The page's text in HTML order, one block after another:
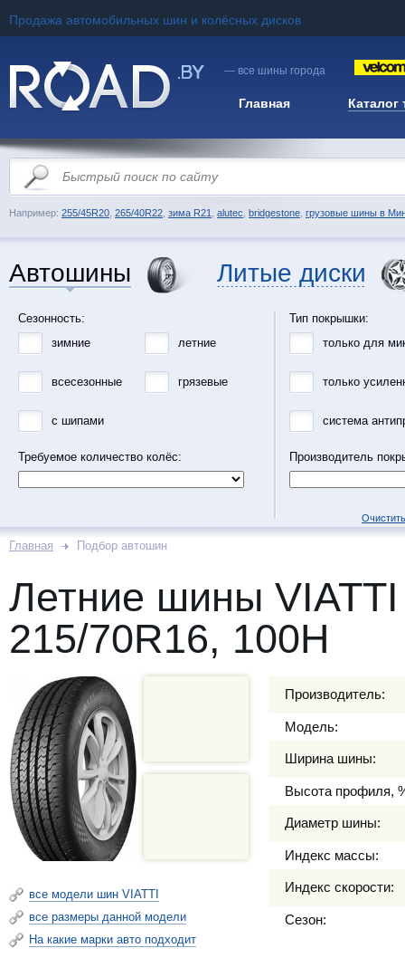
Продажа автомобильных шин и колёсных дисков
— все шины города
Главная Каталог
Например: 255/45R20 265/40R22 зима R21 alutec bridgestone грузовые шины в
Автошины Литые диски
Сезонность:
зимние
летние
всесезонные грязевые
с шипами
Требуемое количество колёс:
Тип покрышки:
только для
только
система
Производитель
Главная Подбор автошин
Летние шины
215/70R16, 100H
все модели шин VIATTI
все размеры данной модели
На какие марки авто подходит
Производитель:
Модель:
Ширина шины:
Высота профиля,
Диаметр шины:
Индекс массы:
Индекс скорости:
Сезон: